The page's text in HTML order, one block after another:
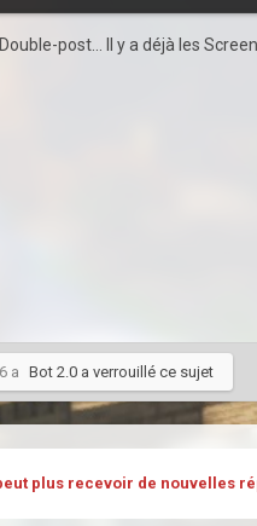
Double-post... Il y a déjà les
6 a Bot 2.0 a verrouillé ce sujet
plus recevoir de nouvelles